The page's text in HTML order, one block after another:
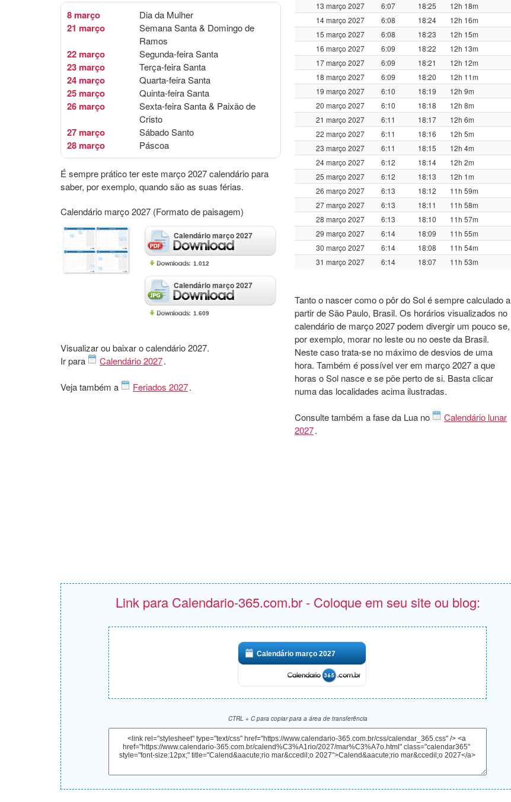
8 março Dia da Mulher
21 março
Semana Santa & Domingo de
Ramos
22 março Segunda-feira Santa
23 março Terça-feira Santa
24 março Quarta-feira Santa
25 março Quinta-feira Santa
26 março
Sexta-feira Santa & Paixão de
Cristo
27 março Sábado Santo
28 março Páscoa
É sempre prático ter este março 2027 calendário para
saber, por exemplo, quando são as suas férias.
Calendário março 2027 (Formato de paisagem)
Calendário março 2027
1.012
Calendário março 2027
1.609
Visualizar ou baixar o calendário 2027.
Ir para
Calendário 2027.
Veja também a Feriados 2027.
13 março 2027
6:07 18:25
12h 18m
14 março 2027
6:08 18:24
12h 16m
15 março 2027
6:08 18:23
12h 15m
16 março 2027
6:09 18:22
12h 13m
17 março 2027
6:09 18:21
12h 12m
18 março 2027
6:09 18:20
12h 11m
19 março 2027
6:10 18:19
12h 9m
20 março 2027
6:10 18:18
12h 8m
21 março 2027
6:11 18:17
12h 6m
22 março 2027
6:11 18:16
12h 5m
23 março 2027
6:11 18:15
12h 4m
24 março 2027
6:12 18:14
12h 2m
25 março 2027
6:12 18:13
12h 1m
26 março 2027
6:13 18:12
11h 59m
27 março 2027
6:13 18:11
11h 58m
28 março 2027
6:13 18:10
11h 57m
29 março 2027
6:14 18:09
11h 55m
30 março 2027
6:14 18:08
11h 54m
31 março 2027
6:14 18:07 11h 53m
Tanto o nascer como o pôr do Sol é sempre calculado a
partir de São Paulo, Brasil. Os horários visualizados no
calendário de março 2027 podem divergir um pouco se,
por exemplo, morar no leste ou no oeste da Brasil.
Neste caso trata-se no máximo de desvios de uma
hora. Também é possível ver em março 2027 a que
horas o Sol nasce e se põe perto de si. Basta clicar
numa das localidades acima ilustradas.
Consulte também a fase da Lua no
Calendário lunar
2027.
Link para Calendario-365.com.br - Coloque em seu site ou blog:
Calendário março 2027
CTRL + C para copiar para a área de transferência